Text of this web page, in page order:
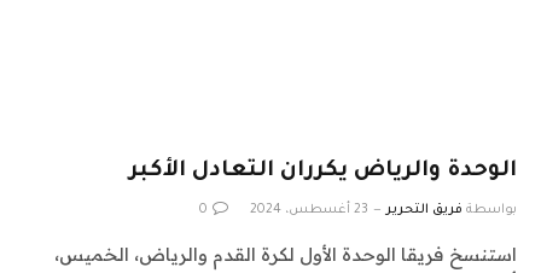
الوحدة والرياض يكرران التعادل الأكبر
بواسطة فريق التحرير 23 أغسطس، 2024 0
استنسخ فريقا الوحدة الأول لكرة القدم والرياض، الخميس،